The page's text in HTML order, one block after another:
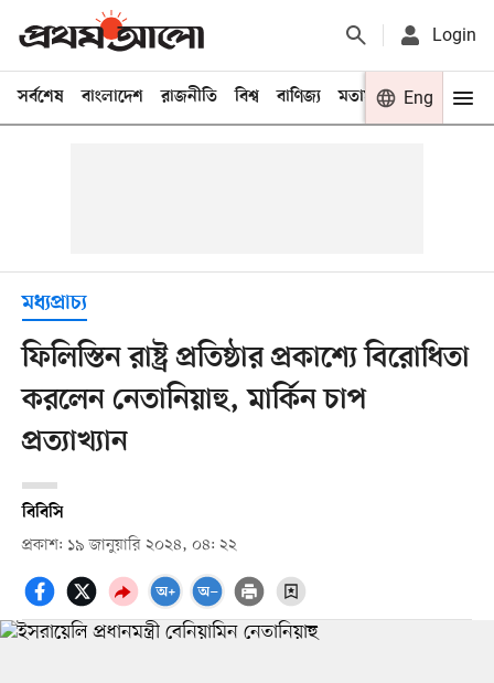
Login
সর্বশেষ বাংলাদেশ রাজনীতি বিশ্ব বাণিজ্য মতামত খেলা
Eng
মধ্যপ্রাচ্য
ফিলিস্তিন রাষ্ট্র প্রতিষ্ঠার প্রকাশ্যে বিরোধিতা
করলেন নেতানিয়াহু, মার্কিন চাপ
প্রত্যাখ্যান
বিবিসি
প্রকাশ: ১৯ জানুয়ারি ২০২৪, ০৪: ২২